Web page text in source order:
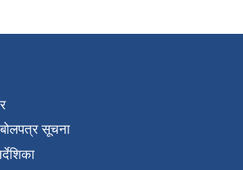
सूचना